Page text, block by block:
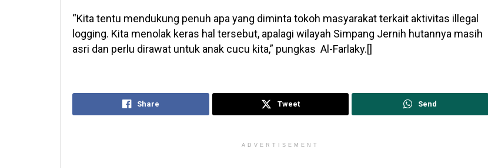
“Kita tentu mendukung penuh apa yang diminta tokoh masyarakat terkait aktivitas illegal
logging. Kita menolak keras hal tersebut, apalagi wilayah Simpang Jernih hutannya masih
asri dan perlu dirawat untuk anak cucu kita,” pungkas Al-Farlaky.[]
Share Tweet Send
ADVERTISEMENT